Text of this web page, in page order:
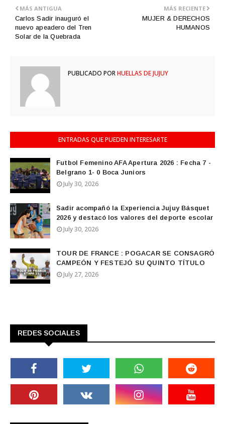
MÁS RECIENTE
MUJER & DERECHOS
HUMANOS
MÁS ANTIGUA
Carlos Sadir inauguró el
nuevo apeadero del Tren
Solar de la Quebrada
PUBLICADO PORHUELLAS DE JUJUY
ENTRADAS QUE PUEDEN INTERESARTE
Futbol Femenino AFA Apertura 2026 : Fecha 7 -
Belgrano 1- 0 Boca Juniors
July 30, 2026
Sadir acompañó la Experiencia Jujuy Básquet
2026 y destacó los valores del deporte escolar
July 30, 2026
TOUR DE FRANCE : POGACAR SE CONSAGRÓ
CAMPEÓN Y FESTEJÓ SU QUINTO TÍTULO
July 27, 2026
REDES SOCIALES